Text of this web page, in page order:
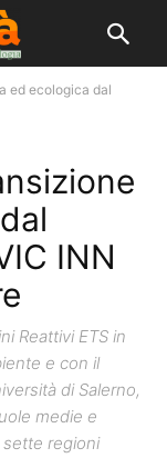
ed ecologica dal
INN
Reattivi ETS in
e con il
di Salerno,
medie e
regioni